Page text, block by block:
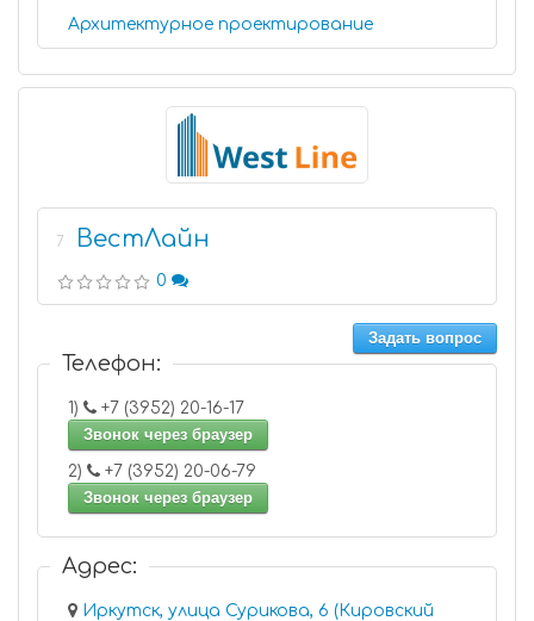
Архитектурное проектирование
7 ВестЛайн
0
Задать вопрос
Телефон:
1)
+7 (3952) 20-16-17
Звонок через браузер
2)
+7 (3952) 20-06-79
Звонок через браузер
Адрес:
Иркутск, улица Сурикова, 6 (Кировский